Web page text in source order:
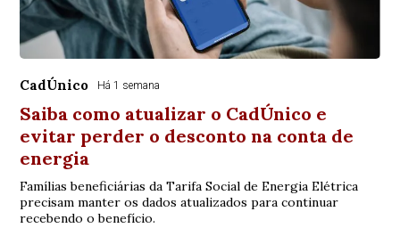
CadÚnico Há 1 semana
Saiba como atualizar o CadÚnico e
evitar perder o desconto na conta de
energia
Famílias beneficiárias da Tarifa Social de Energia Elétrica
precisam manter os dados atualizados para continuar
recebendo o benefício.